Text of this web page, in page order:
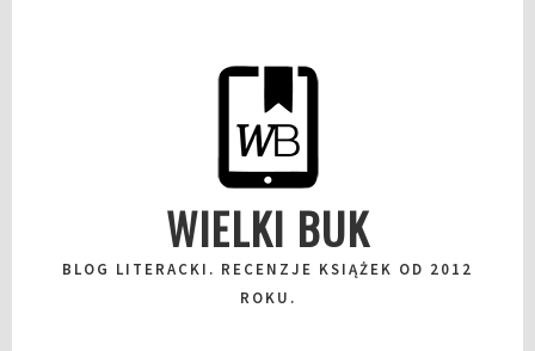
WIELKI BUK
BLOG LITERACKI. RECENZJE KSIĄŻEK OD 2012
ROKU.